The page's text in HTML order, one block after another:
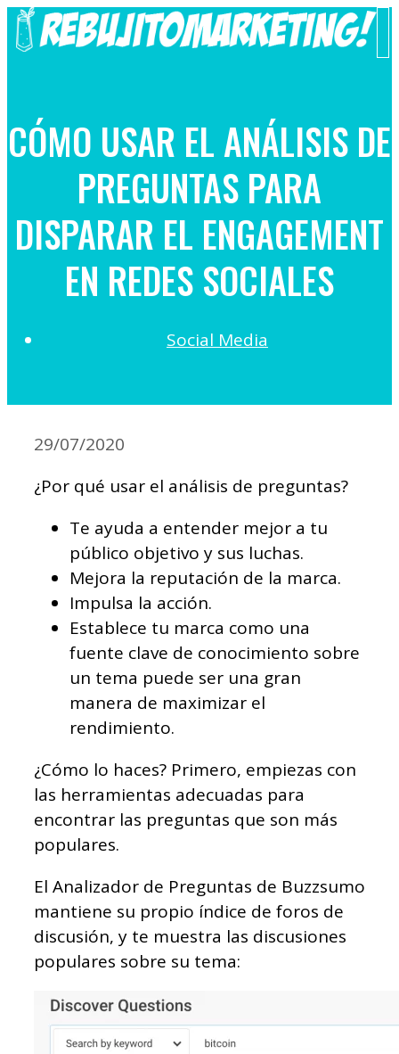
Saltar
al
CÓMO USAR EL ANÁLISIS DE
PREGUNTAS PARA
DISPARAR EL ENGAGEMENT
EN REDES SOCIALES
Social Media
29/07/2020
¿Por qué usar el análisis de preguntas?
Te ayuda a entender mejor a tu
público objetivo y sus luchas.
Mejora la reputación de la marca.
Impulsa la acción.
Establece tu marca como una
fuente clave de conocimiento sobre
un tema puede ser una gran
manera de maximizar el
rendimiento.
¿Cómo lo haces? Primero, empiezas con
las herramientas adecuadas para
encontrar las preguntas que son más
populares.
El Analizador de Preguntas de Buzzsumo
mantiene su propio índice de foros de
discusión, y te muestra las discusiones
populares sobre su tema: